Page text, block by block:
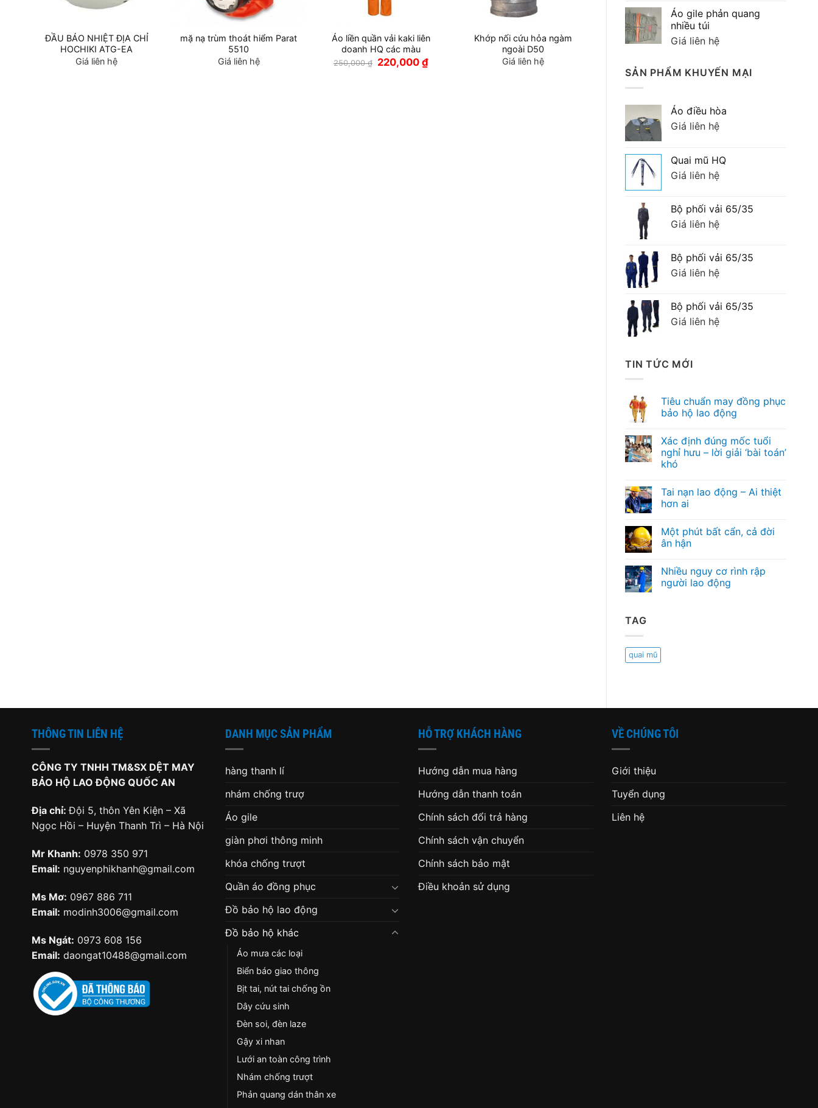
90,000 ₫.
Áo gile phản quang
nhiều túi
Giá liên hệ
SẢN PHẨM KHUYẾN MẠI
Áo điều hòa
Giá liên hệ
Quai mũ HQ
Giá liên hệ
Bộ phối vải 65/35
Giá liên hệ
Bộ phối vải 65/35
Giá liên hệ
Bộ phối vải 65/35
Giá liên hệ
TIN TỨC MỚI
Tiêu chuẩn may đồng phục
bảo hộ lao động
Xác định đúng mốc tuổi
nghỉ hưu – lời giải ‘bài toán’
khó
Tai nạn lao động – Ai thiệt
hơn ai
Một phút bất cẩn, cả đời
ân hận
Nhiều nguy cơ rình rập
người lao động
TAG
quai mũ
ĐẦU BÁO NHIỆT ĐỊA CHỈ
HOCHIKI ATG-EA
Giá liên hệ
mặ nạ trùm thoát hiểm Parat
5510
Giá liên hệ
Áo liền quần vải kaki liên
doanh HQ các màu
250,000₫ Giá
gốc
220,000 ₫Giá
hiện
Khớp nối cứu hỏa ngàm
ngoài D50
Giá liên hệ
THÔNG TIN LIÊN HỆ
CÔNG TY TNHH TM&SX DỆT MAY
BẢO HỘ LAO ĐỘNG QUỐC AN
Địa chỉ:Đội 5, thôn Yên Kiện – Xã
Ngọc Hồi – Huyện Thanh Trì – Hà Nội
Mr Khanh: 0978 350 971
Email: nguyenphikhanh@gmail.com
Ms Mơ: 0967 886 711
Email: modinh3006@gmail.com
Ms Ngát: 0973 608 156
Email: daongat10488@gmail.com
DANH MỤC SẢN PHẨM
hàng thanh lí
nhám chống trượ
Áo gile
giàn phơi thông minh
khóa chống trượt
Quần áo đồng phục
Đồ bảo hộ lao động
Đồ bảo hộ khác
Áo mưa các loại
Biển báo giao thông
Bịt tai, nút tai chống ồn
Dây cứu sinh
Đèn soi, đèn laze
Gậy xi nhan
Lưới an toàn công trình
Nhám chống trượt
Phản quang dán thân xe
HỖ TRỢ KHÁCH HÀNG
Hướng dẫn mua hàng
Hướng dẫn thanh toán
Chính sách đổi trả hàng
Chính sách vận chuyển
Chính sách bảo mật
Điều khoản sử dụng
VỀ CHÚNG TÔI
Giới thiệu
Tuyển dụng
Liên hệ